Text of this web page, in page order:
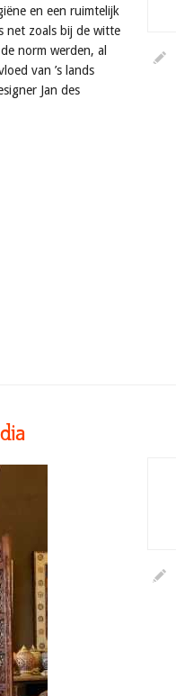
en een ruimtelijk
net zoals bij de witte
norm werden, al
van ’s lands
Jan des